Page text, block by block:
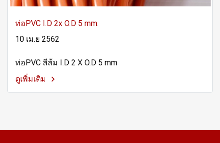
ท่อPVC I.D 2x O.D 5 mm.
10 เม.ย 2562
ท่อPVC สีส้ม I.D 2 X O.D 5 mm
ดูเพิ่มเติม